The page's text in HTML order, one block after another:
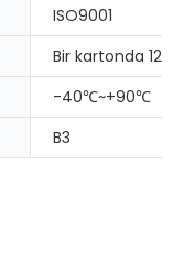
ISO9001
Bir kartonda 12
-40℃~+90℃
B3